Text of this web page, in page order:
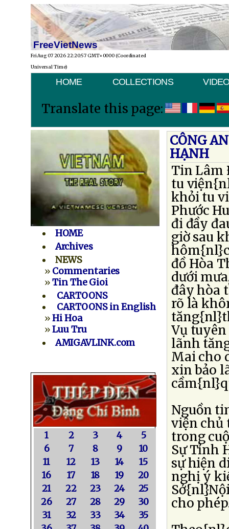
FreeVietNews
Fri Aug 07 2026 22:20:57 GMT+0000 (Coordinated
Universal Time)
HOME COLLECTIONS
Translate this page:
HOME
Archives
NEWS
» Commentaries
»Tin The Gioi
CARTOONS
CARTOONS in English
»Hi Hoa
»Luu Tru
AMIGAVLINK.com
1 2 3 4
5
6
7 8 9
10
11
12 13 14
15
16
17 18 19
20
21
22 23 24
25
26
27 28 29
30
31
32 33 34
35
CÔNG
HẠNH
Tin Lâm
tu
khỏi tu
Phước
đi đầy
giờ sau
đồ Hòa
dưới
đây hòa
rõ là
Vụ
lãnh
Mai cho
xin bảo
Nguồn
viện chủ
trong
Sự Tỉnh
sự hiện
nghị ý
cho